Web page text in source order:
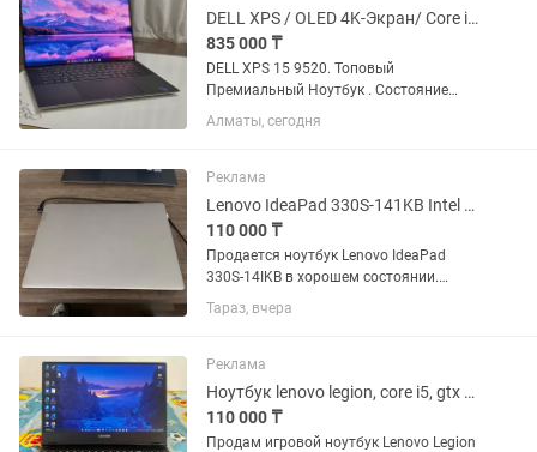
DELL XPS / OLED 4K-Экран/ Core i9-12/ Озу-32/ RTX/ Сенсорный
835 000 ₸
DELL XPS 15 9520. Топовый
Премиальный Ноутбук . Состояние
Отличное . Самая Максимальная
комплектация . Универсальный-
все топовые программы и игры . 15,6...
Алматы, сегодня
Реклама
Lenovo IdeaPad 330S-141KB Intel Core i5 8 GB SSD 256 GB
110 000 ₸
Продается ноутбук Lenovo IdeaPad
330S-14IKB в хорошем состоянии.
Характеристики: Процессор: Intel Core
i5-8250U (8 поколение) Оперативная
Intel UHD Graphics...
Тараз, вчера
Реклама
Ноутбук lenovo legion, core i5, gtx 1050
110 000 ₸
Продам игровой ноутбук Lenovo Legion